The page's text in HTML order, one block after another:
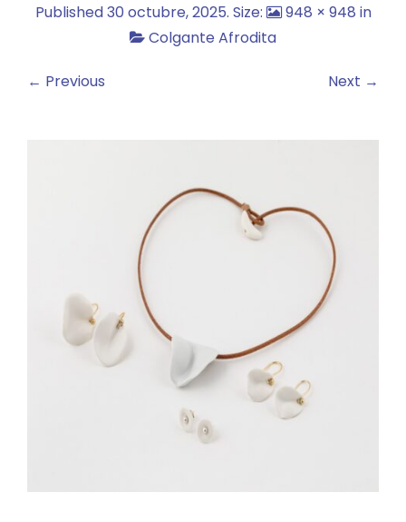
Published30 octubre, 2025. Size: 948 × 948 in
Colgante Afrodita
← Previous Next →